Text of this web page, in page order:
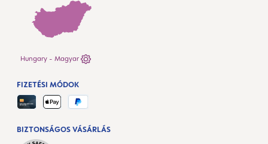
Hungary - Magyar
BIZTONSÁGOS VÁSÁRLÁS
FIZETÉSI MÓDOK